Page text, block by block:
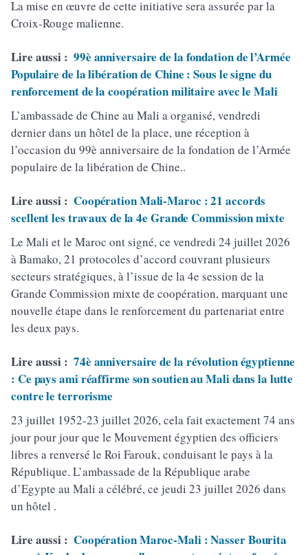
La mise en œuvre de cette initiative sera assurée par la
Croix-Rouge malienne.
Lire aussi : 99è anniversaire de la fondation de l’Armée
Populaire de la libération de Chine : Sous le signe du
renforcement de la coopération militaire avec le Mali
L’ambassade de Chine au Mali a organisé, vendredi
dernier dans un hôtel de la place, une réception à
l’occasion du 99è anniversaire de la fondation de l’Armée
populaire de la libération de Chine..
Lire aussi : Coopération Mali-Maroc : 21 accords
scellent les travaux de la 4e Grande Commission mixte
Le Mali et le Maroc ont signé, ce vendredi 24 juillet 2026
à Bamako, 21 protocoles d’accord couvrant plusieurs
secteurs stratégiques, à l’issue de la 4e session de la
Grande Commission mixte de coopération, marquant une
nouvelle étape dans le renforcement du partenariat entre
les deux pays.
Lire aussi : 74è anniversaire de la révolution égyptienne
: Ce pays ami réaffirme son soutien au Mali dans la lutte
contre le terrorisme
23 juillet 1952-23 juillet 2026, cela fait exactement 74 ans
jour pour jour que le Mouvement égyptien des officiers
libres a renversé le Roi Farouk, conduisant le pays à la
République. L’ambassade de la République arabe
d’Egypte au Mali a célébré, ce jeudi 23 juillet 2026 dans
un hôtel .
Lire aussi : Coopération Maroc-Mali : Nasser Bourita